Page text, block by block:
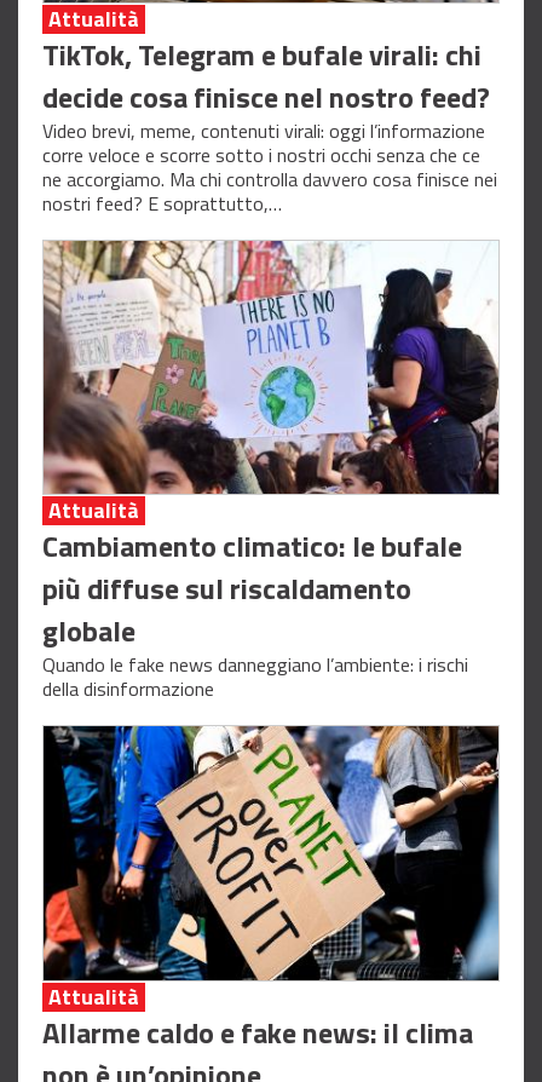
Attualità
TikTok, Telegram e bufale virali: chi
decide cosa finisce nel nostro feed?
Video brevi, meme, contenuti virali: oggi l’informazione
corre veloce e scorre sotto i nostri occhi senza che ce
ne accorgiamo. Ma chi controlla davvero cosa finisce nei
nostri feed? E soprattutto,…
Attualità
Cambiamento climatico: le bufale
più diffuse sul riscaldamento
globale
Quando le fake news danneggiano l’ambiente: i rischi
della disinformazione
Attualità
Allarme caldo e fake news: il clima